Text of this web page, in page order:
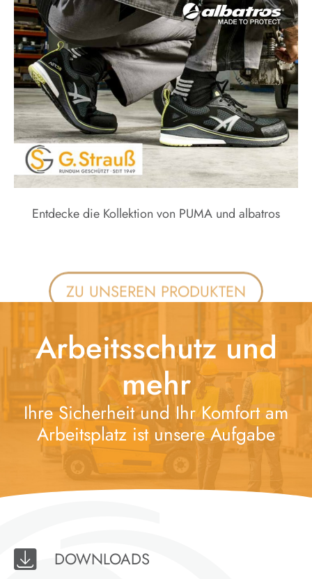
Entdecke die Kollektion von PUMA und albatros
ZU UNSEREN PRODUKTEN
Arbeitsschutz und
mehr
Ihre Sicherheit und Ihr Komfort am
Arbeitsplatz ist unsere Aufgabe
DOWNLOADS